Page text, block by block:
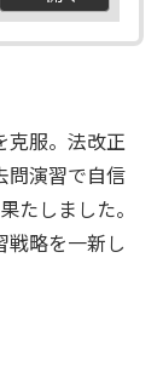
克服。法改正
問演習で自信
たしました。
戦略を一新し